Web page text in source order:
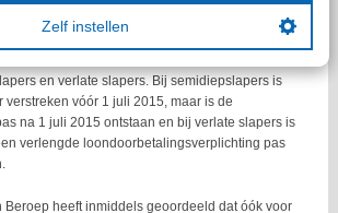
Zelf instellen
er recht bestond op compensatie van de
en verlate slapers. Bij semidiepslapers is
vóór 1 juli 2015, maar is de
na 1 juli 2015 ontstaan en bij verlate slapers is
verlengde loondoorbetalingsverplichting pas
Beroep heeft inmiddels geoordeeld dat óók voor